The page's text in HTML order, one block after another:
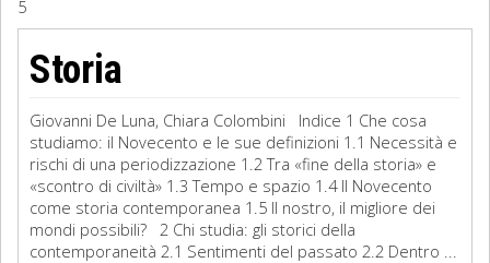
Filosofia
Storia
Matematica
Diritto
5
Storia
Giovanni De Luna, Chiara Colombini Indice 1 Che cosa
studiamo: il Novecento e le sue definizioni 1.1 Necessità e
rischi di una periodizzazione 1.2 Tra «fine della storia» e
«scontro di civiltà» 1.3 Tempo e spazio 1.4 Il Novecento
come storia contemporanea 1.5 Il nostro, il migliore dei
mondi possibili? 2 Chi studia: gli storici della
contemporaneità 2.1 Sentimenti del passato 2.2 Dentro ...